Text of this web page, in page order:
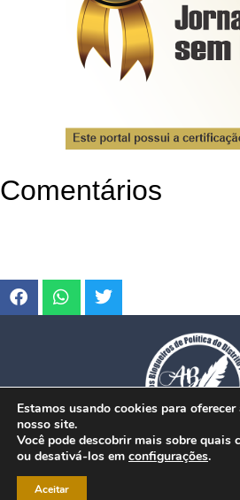
Comentários
© Copyright 2026. www.dfmobilidade.com.br -
Estamos usando cookies para
nosso site.
Você pode descobrir mais sobre quais
ou desativá-los em configurações.
Aceitar